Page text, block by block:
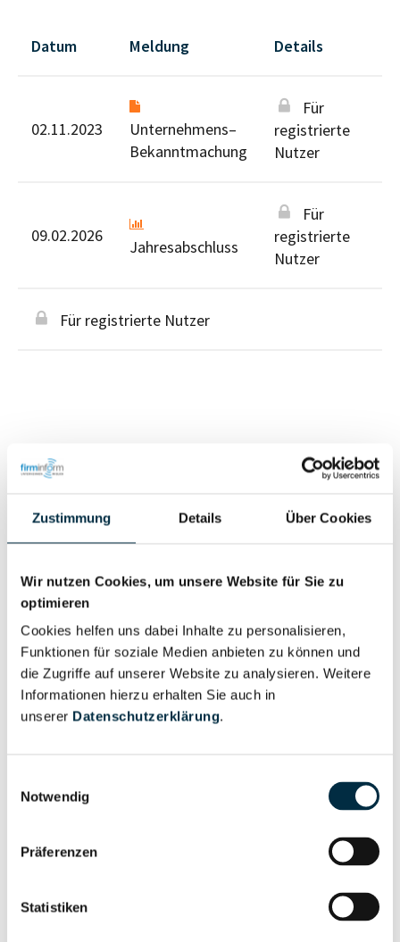
Zustimmung Details Über Cookies
Wir nutzen Cookies, um unsere Website für Sie zu
optimieren
Cookies helfen uns dabei Inhalte zu personalisieren,
Funktionen für soziale Medien anbieten zu können und
die Zugriffe auf unserer Website zu analysieren. Weitere
Informationen hierzu erhalten Sie auch in
unserer Datenschutzerklärung.
Notwendig
Präferenzen
Statistiken
Datum Meldung Details
02.11.2023
Unternehmens–
Bekanntmachung
Für
registrierte
Nutzer
09.02.2026
Jahresabschluss
Für
registrierte
Nutzer
Für registrierte Nutzer
Personen im Unternehmen
Liquidator (1)
Für registrierte
Wirtschaftlich
Berechtigter
Unternehmensprofil
anfragen
Vollständiges
Vollständiges